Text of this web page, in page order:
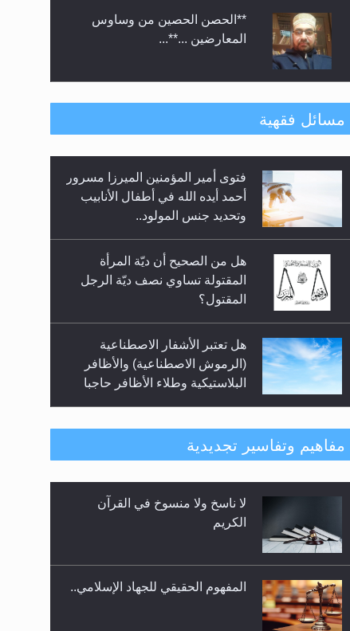
**الحصن الحصين من وساوس
المعارضين ...**...
متطلَّبات التّحريك الجديد...
رأيٌ في لغة المسيح الموعود عليه
السلام.. 4...
مسائل فقهية
فتوى أمير المؤمنين الميرزا مسرور
أحمد أيده الله في أطفال الأنابيب
وتحديد جنس المولود..
هل من الصحيح أن ديّة المرأة
المقتولة تساوي نصف ديّة الرجل
المقتول؟
هل تعتبر الأشفار الاصطناعية
(الرموش الاصطناعية) والأظافر
البلاستيكية وطلاء الأظافر حاجبا
هل يُحسب حول الزكاة وفق السنة
الميلادية أو الهجرية؟
هل يجوز فتح مشروع كوافير نسائي
للمحجبات وغير المحجبات؟
مفاهيم وتفاسير تجديدية
لا ناسخ ولا منسوخ في القرآن
الكريم
المفهوم الحقيقي للجهاد الإسلامي..